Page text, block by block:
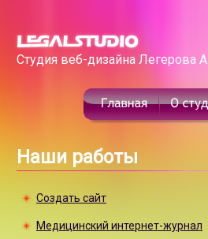
Студия веб-дизайна Легерова
Наши работы
Создать сайт
Медицинский интернет-журнал